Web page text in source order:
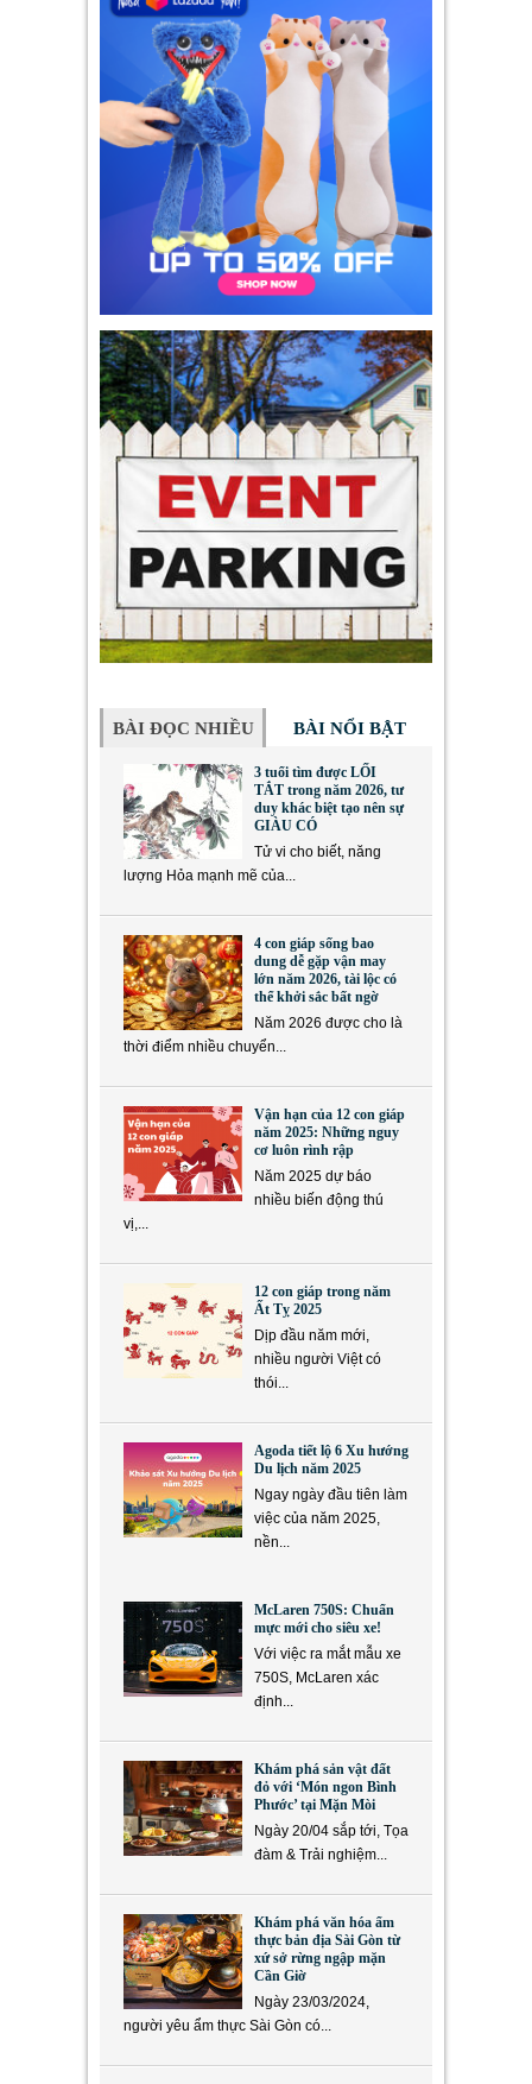
BÀI ĐỌC NHIỀU BÀI NỔI BẬT
3 tuổi tìm được LỐI
TẮT trong năm 2026, tư
duy khác biệt tạo nên sự
GIÀU CÓ
Tử vi cho biết, năng
lượng Hỏa mạnh mẽ của...
4 con giáp sống bao
dung dễ gặp vận may
lớn năm 2026, tài lộc có
thể khởi sắc bất ngờ
Năm 2026 được cho là
thời điểm nhiều chuyển...
Vận hạn của 12 con giáp
năm 2025: Những nguy
cơ luôn rình rập
Năm 2025 dự báo
nhiều biến động thú
vị,...
12 con giáp trong năm
Ất Tỵ 2025
Dịp đầu năm mới,
nhiều người Việt có
thói...
Agoda tiết lộ 6 Xu hướng
Du lịch năm 2025
Ngay ngày đầu tiên làm
việc của năm 2025,
nền...
McLaren 750S: Chuẩn
mực mới cho siêu xe!
Với việc ra mắt mẫu xe
750S, McLaren xác
định...
Khám phá sản vật đất
đỏ với ‘Món ngon Bình
Phước’ tại Mặn Mòi
Ngày 20/04 sắp tới, Tọa
đàm & Trải nghiệm...
Khám phá văn hóa ẩm
thực bản địa Sài Gòn từ
xứ sở rừng ngập mặn
Cần Giờ
Ngày 23/03/2024,
người yêu ẩm thực Sài Gòn có...